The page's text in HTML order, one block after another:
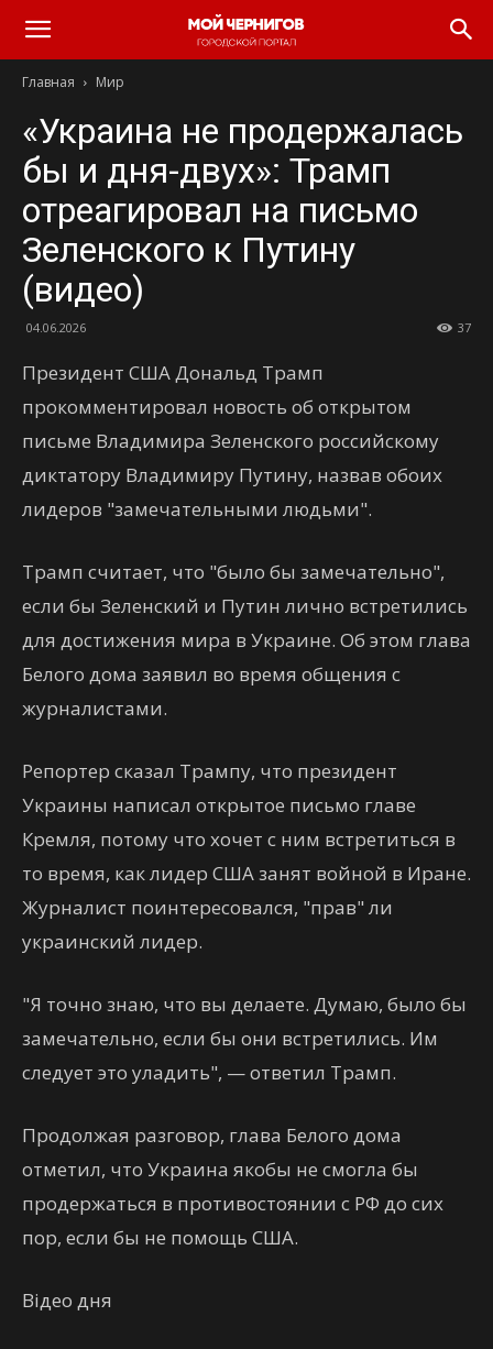
Главная Мир
«Украина не продержалась
бы и дня-двух»: Трамп
отреагировал на письмо
Зеленского к Путину
(видео)
04.06.2026 37
Президент США Дональд Трамп
прокомментировал новость об открытом
письме Владимира Зеленского российскому
диктатору Владимиру Путину, назвав обоих
лидеров "замечательными людьми".
Трамп считает, что "было бы замечательно",
если бы Зеленский и Путин лично встретились
для достижения мира в Украине. Об этом глава
Белого дома заявил во время общения с
журналистами.
Репортер сказал Трампу, что президент
Украины написал открытое письмо главе
Кремля, потому что хочет с ним встретиться в
то время, как лидер США занят войной в Иране.
Журналист поинтересовался, "прав" ли
украинский лидер.
"Я точно знаю, что вы делаете. Думаю, было бы
замечательно, если бы они встретились. Им
следует это уладить", — ответил Трамп.
Продолжая разговор, глава Белого дома
отметил, что Украина якобы не смогла бы
продержаться в противостоянии с РФ до сих
пор, если бы не помощь США.
Відео дня